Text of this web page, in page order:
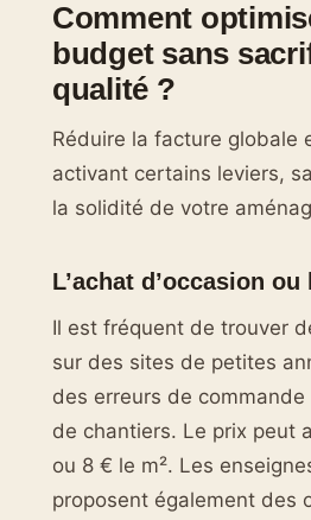
Comment
budget sans
qualité ?
Réduire la facture globale
activant certains leviers,
la solidité de votre
L’achat d’occasion
Il est fréquent de trouver
sur des sites de petites
des erreurs de
de chantiers. Le prix peut
ou 8 € le m². Les
proposent également des